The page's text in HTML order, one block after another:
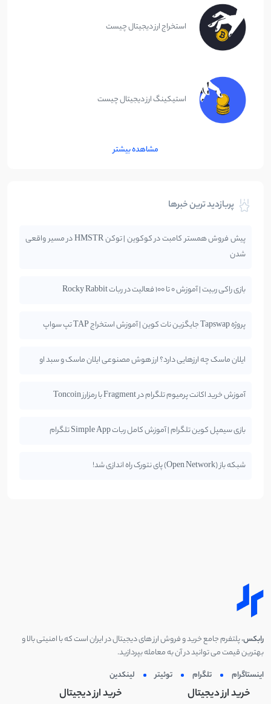
استخراج ارز دیجیتال چیست
استیکینگ ارز دیجیتال چیست
مشاهده بیشتر
پربازدید ترین خبرها
پیش فروش همستر کامبت در کوکوین | توکن HMSTR در مسیر واقعی
شدن
بازی راکی ربیت | آموزش 0 تا 100 فعالیت در ربات Rocky Rabbit
پروژه Tapswap جایگزین نات کوین | آموزش استخراج TAP تپ سواپ
ایلان ماسک چه ارزهایی دارد؟ ارز هوش مصنوعی ایلان ماسک و سبد او
آموزش خرید اکانت پرمیوم تلگرام در Fragment با رمزارز Toncoin
بازی سیمپل کوین تلگرام | آموزش کامل ربات Simple App تلگرام
شبکه باز (Open Network) پای نتورک راه اندازی شد!
رابکس، پلتفرم جامع خرید و فروش ارز های دیجیتال در ایران است که با امنیتی بالا و
بهترین قیمت می توانید در آن به معامله بپردازید.
اینستاگرام
تلگرام توئیتر لینکدین
خرید ارز دیجیتال خرید ارز دیجیتال